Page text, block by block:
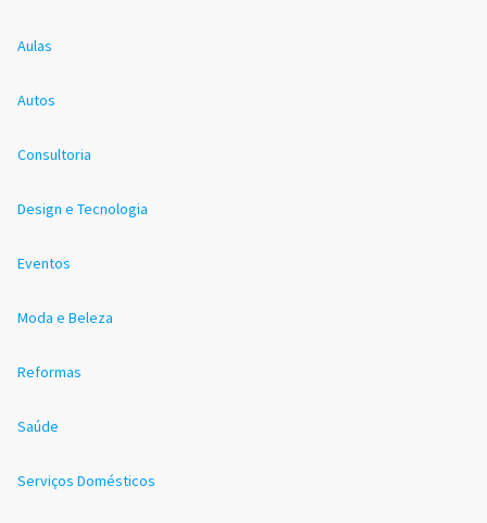
Aulas
Autos
Consultoria
Design e Tecnologia
Eventos
Moda e Beleza
Reformas
Saúde
Serviços Domésticos